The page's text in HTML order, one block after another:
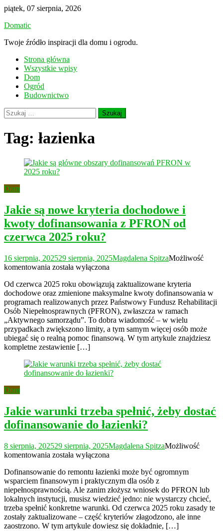
Skip
content
piątek, 07 sierpnia, 2026
Domatic
Twoje źródło inspiracji dla domu i ogrodu.
Strona główna
Wszystkie wpisy
Dom
Ogród
Budownictwo
Szukaj:
Tag: łazienka
Dom
Jakie są nowe kryteria dochodowe i
kwoty dofinansowania z PFRON od
czerwca 2025 roku?
16 sierpnia, 202529 sierpnia, 2025Magdalena SpitzaMożliwość
komentowania Jakie
nowe
kryteria
dochodowe
i
kwoty
dofinansowania
z
PFRON
czerwca
2025
została wyłączona
Od czerwca 2025 roku obowiązują zaktualizowane kryteria
dochodowe oraz zmienione maksymalne kwoty dofinansowania w
programach realizowanych przez Państwowy Fundusz Rehabilitacji
Osób Niepełnosprawnych (PFRON), zwłaszcza w ramach
„Aktywnego samorządu”. To dobra wiadomość – w wielu
przypadkach zwiększono limity, a tym samym więcej osób może
ubiegać się o realną pomoc finansową. W tym artykule znajdziesz
kompletne zestawienie […]
Dom
Jakie warunki trzeba spełnić, żeby dostać
dofinansowanie do łazienki?
8 sierpnia, 202529 sierpnia, 2025Magdalena SpitzaMożliwość
komentowania Jakie
trzeba
spełnić,
żeby
dostać
dofinansowanie
do
łazienki?
została wyłączona
Dofinansowanie do remontu łazienki może być ogromnym
wsparciem finansowym i praktycznym dla osób z
niepełnosprawnością. Ale zanim złożysz wniosek do PFRON lub
lokalnych instytucji, musisz wiedzieć jedno: nie wystarczy chcieć,
trzeba spełnić konkretne warunki. Od czerwca 2025 roku zasady te
zostały zaktualizowane – część kryteriów złagodzono, ale inne
zaostrzono. W tym artykule dowiesz się dokładnie, […]